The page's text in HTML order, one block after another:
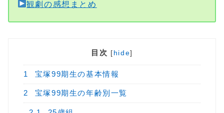
観劇の感想まとめ
目次 [ hide]
1 宝塚99期生の基本情報
2 宝塚99期生の年齢別一覧